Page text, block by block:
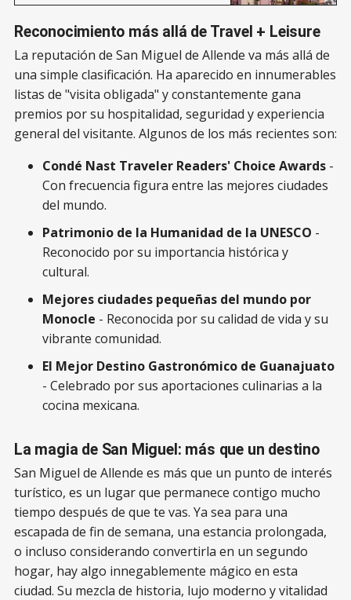
Reconocimiento más allá de Travel + Leisure
La reputación de San Miguel de Allende va más allá de
una simple clasificación. Ha aparecido en innumerables
listas de "visita obligada" y constantemente gana
premios por su hospitalidad, seguridad y experiencia
general del visitante. Algunos de los más recientes son:
Condé Nast Traveler Readers' Choice Awards -
Con frecuencia figura entre las mejores ciudades
del mundo.
Patrimonio de la Humanidad de la UNESCO -
Reconocido por su importancia histórica y
cultural.
Mejores ciudades pequeñas del mundo por
Monocle - Reconocida por su calidad de vida y su
vibrante comunidad.
El Mejor Destino Gastronómico de Guanajuato
- Celebrado por sus aportaciones culinarias a la
cocina mexicana.
La magia de San Miguel: más que un destino
San Miguel de Allende es más que un punto de interés
turístico, es un lugar que permanece contigo mucho
tiempo después de que te vas. Ya sea para una
escapada de fin de semana, una estancia prolongada,
o incluso considerando convertirla en un segundo
hogar, hay algo innegablemente mágico en esta
ciudad. Su mezcla de historia, lujo moderno y vitalidad